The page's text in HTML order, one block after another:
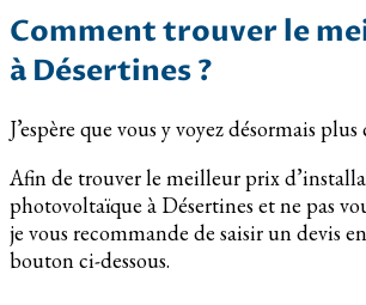
Comment trouver le
à Désertines ?
J’espère que vous y voyez désormais plus
Afin de trouver le meilleur prix
photovoltaïque à Désertines et ne pas
je vous recommande de saisir un devis
bouton ci-dessous.